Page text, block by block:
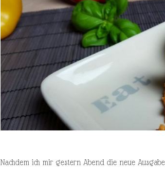
Nachdem ich mir gestern Abend die neue